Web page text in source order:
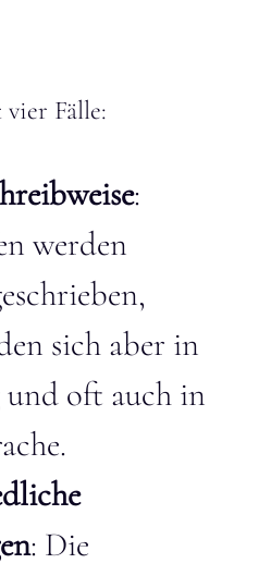
Fälle:
:
werden
sich aber in
und oft auch in
: Die